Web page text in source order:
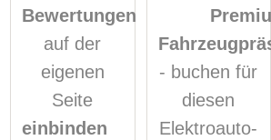
Bewertungen
auf der
eigenen
Seite
einbinden
- buchen für
diesen
Elektroauto-